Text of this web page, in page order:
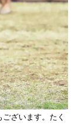
ざいます。たく